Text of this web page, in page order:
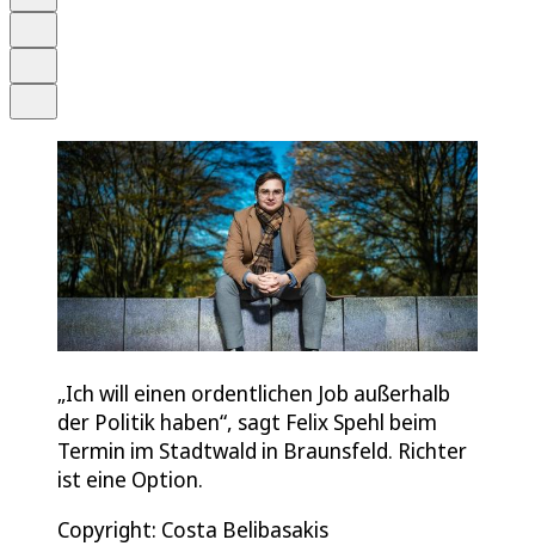
„Ich will einen ordentlichen Job außerhalb
der Politik haben“, sagt Felix Spehl beim
Termin im Stadtwald in Braunsfeld. Richter
ist eine Option.
Copyright: Costa Belibasakis